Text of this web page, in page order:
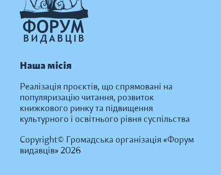
Наша місія
Реалізація проєктів, що спрямовані на
популяризацію читання, розвиток
книжкового ринку та підвищення
культурного і освітнього рівня суспільства
Copyright© Громадська організація «Форум
видавців» 2026